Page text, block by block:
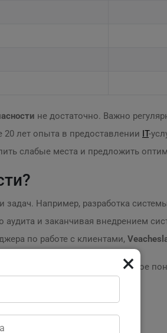
не достаточно. Важно
лет опыта в предоставлении IT-
слабые места и предложить
задач. Например, разработка
аудита и заканчивая внедрением
по работе с клиентами,
с нами, чтобы получить полное
×